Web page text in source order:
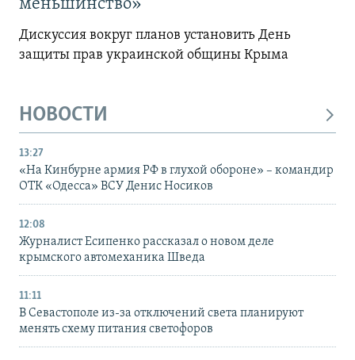
меньшинство»
Дискуссия вокруг планов установить День
защиты прав украинской общины Крыма
НОВОСТИ
13:27
«На Кинбурне армия РФ в глухой обороне» – командир
ОТК «Одесса» ВСУ Денис Носиков
12:08
Журналист Есипенко рассказал о новом деле
крымского автомеханика Шведа
11:11
В Севастополе из-за отключений света планируют
менять схему питания светофоров